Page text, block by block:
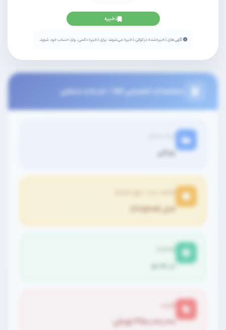
ذخیره
آگهی‌های ذخیره‌شده در کوکی ذخیره می‌شوند. برای ذخیره دائمی، وارد حساب خود شوید.
مشخصات تخصصی کالا / خدمات صنعتی
چراغی
اصل (Original)
در حد نو
۳۵۰,۰۰۰,۰۰۰ تومان